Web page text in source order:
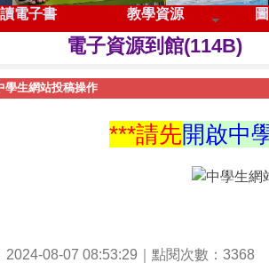
讀電子書 教學資源
度全國中學生閱讀心得及小
電子資源到館(114B)
學生網站投稿操作
***請先開啟中
2024-08-07 08:53:29｜點閱次數：3368